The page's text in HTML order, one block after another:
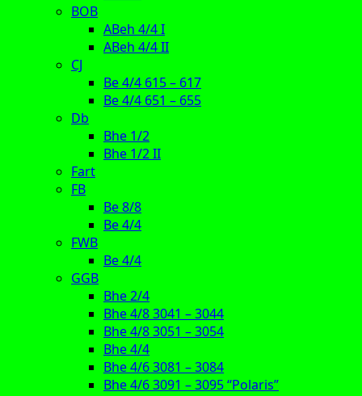
BOB
ABeh 4/4 I
ABeh 4/4 II
CJ
Be 4/4 615 – 617
Be 4/4 651 – 655
Db
Bhe 1/2
Bhe 1/2 II
Fart
FB
Be 8/8
Be 4/4
FWB
Be 4/4
GGB
Bhe 2/4
Bhe 4/8 3041 – 3044
Bhe 4/8 3051 – 3054
Bhe 4/4
Bhe 4/6 3081 – 3084
Bhe 4/6 3091 – 3095 “Polaris”